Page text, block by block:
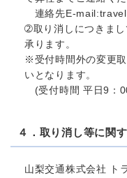
連絡先E-
➁取り消しにつきま
承ります。
※受付時間外の変更
いとなります。
(受付時間 平日9：
４．取り消し等に関
山梨交通株式会社